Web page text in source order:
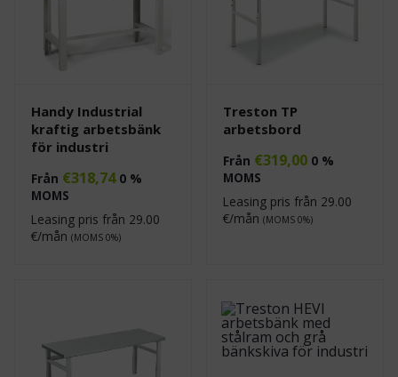
Handy Industrial
kraftig arbetsbänk
för industri
Från €318,74 0 %
MOMS
Leasing pris från 29.00
€/mån (MOMS 0%)
Treston TP
arbetsbord
Från €319,00 0 %
MOMS
Leasing pris från 29.00
€/mån (MOMS 0%)